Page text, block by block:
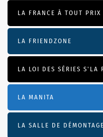
LA FRANCE À TOUT PRIX
LA FRIENDZONE
LA LOI DES SÉRIES S'LA
LA MANITA
LA SALLE DE DÉMONTAGE